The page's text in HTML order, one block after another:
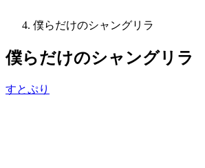
僕らだけのシャングリラ
僕らだけのシャングリラ
すとぷり